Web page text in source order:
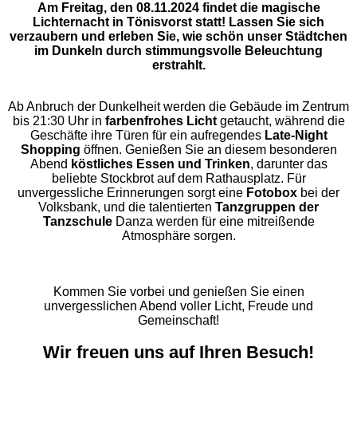
Am Freitag, den 08.11.2024 findet die magische
Lichternacht in Tönisvorst statt! Lassen Sie sich
verzaubern und erleben Sie, wie schön unser Städtchen
im Dunkeln durch stimmungsvolle Beleuchtung
erstrahlt.
Ab Anbruch der Dunkelheit werden die Gebäude im Zentrum
bis 21:30 Uhr in farbenfrohes Licht getaucht, während die
Geschäfte ihre Türen für ein aufregendes Late-Night
Shopping öffnen. Genießen Sie an diesem besonderen
Abend köstliches Essen und Trinken, darunter das
beliebte Stockbrot auf dem Rathausplatz. Für
unvergessliche Erinnerungen sorgt eine Fotobox bei der
Volksbank, und die talentierten Tanzgruppen der
TanzschuleDanza werden für eine mitreißende
Atmosphäre sorgen.
Kommen Sie vorbei und genießen Sie einen
unvergesslichen Abend voller Licht, Freude und
Gemeinschaft!
Wir freuen uns auf Ihren Besuch!